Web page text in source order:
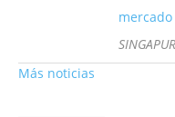
Más noticias